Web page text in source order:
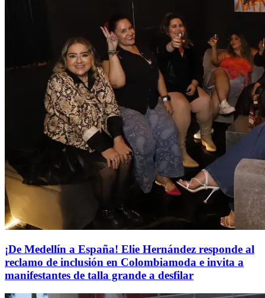
¡De Medellín a España! Elie Hernández responde al
reclamo de inclusión en Colombiamoda e invita a
manifestantes de talla grande a desfilar